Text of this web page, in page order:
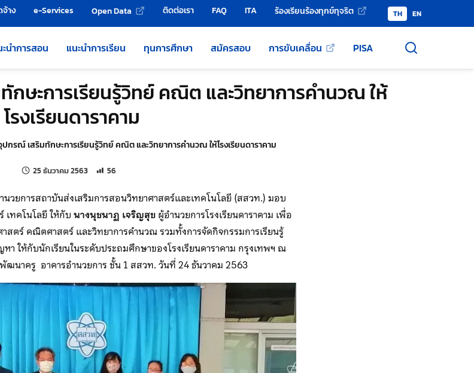
าง e-Services Open Data ติดต่อเรา FAQ ITA ร้องเรียนร้องทุกข์ทุจริต TH EN
นำการสอน แนะนำการเรียน ทุนการศึกษา สมัครสอบ การขับเคลื่อน PISA
ษะการเรียนรู้วิทย์ คณิต และวิทยาการคำนวณ ให้
โรงเรียนดาราคาม
กรณ์ เสริมทักษะการเรียนรู้วิทย์ คณิต และวิทยาการคำนวณ ให้โรงเรียนดาราคาม
25 ธันวาคม 2563 แก้ไขล่าสุดเมื่อ:
จำนวนการเข้าชม 56 ครั้ง
56
นวยการสถาบันส่งเสริมการสอนวิทยาศาสตร์และเทคโนโลยี (สสวท.) มอบ
ทคโนโลยี ให้กับนางนุชนาฏ เจริญสุขผู้อำนวยการโรงเรียนดาราคาม เพื่อ
สตร์ คณิตศาสตร์ และวิทยาการคำนวณ รวมทั้งการจัดกิจกรรมการเรียนรู้
า ให้กับนักเรียนในระดับประถมศึกษาของโรงเรียนดาราคาม กรุงเทพฯ ณ
ฒนาครู อาคารอำนวยการ ชั้น 1 สสวท. วันที่ 24 ธันวาคม 2563